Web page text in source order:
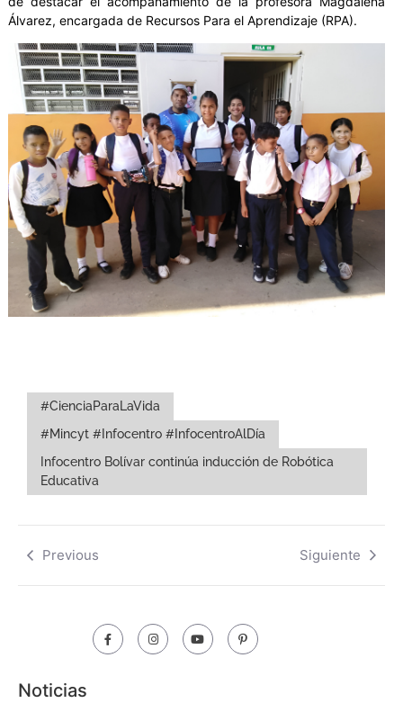
Álvarez, encargada de Recursos Para el Aprendizaje (RPA).
#CienciaParaLaVida
#Mincyt #Infocentro #InfocentroAlDía
Infocentro Bolívar continúa inducción de Robótica
Educativa
Previous Siguiente
Noticias